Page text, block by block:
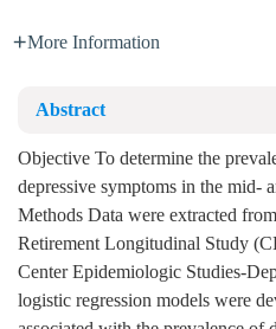
More Information
Abstract
Objective To determine the
depressive symptoms in the mid-
Methods Data were extracted
Retirement Longitudinal Study
Center Epidemiologic Studies-
logistic regression models were